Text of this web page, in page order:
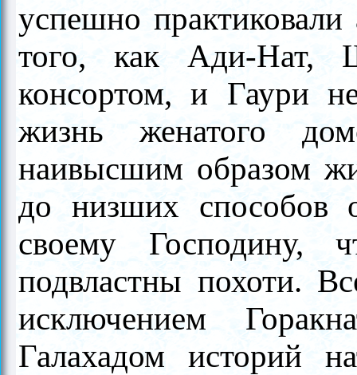
успешно
того, как Ади-Нат,
консортом, и Гаури
жизнь женатого
наивысшим образом
до низших способов
своему Господину,
подвластны похоти.
исключением
Галахадом историй